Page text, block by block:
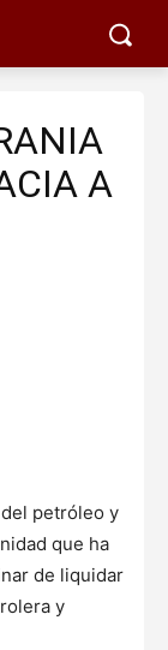
A
petróleo y
que ha
de liquidar
y